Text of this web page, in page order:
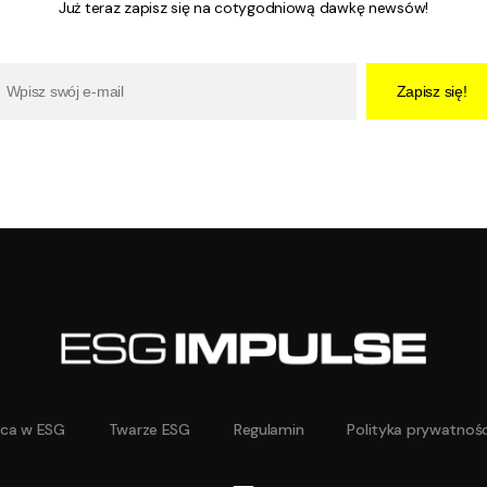
Już teraz zapisz się na cotygodniową dawkę newsów!
Zapisz się!
w ESG Twarze ESG Regulamin Polityka